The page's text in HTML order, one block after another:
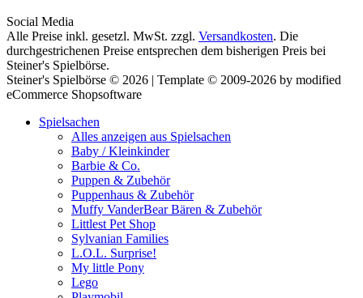
Social Media
Alle Preise inkl. gesetzl. MwSt. zzgl. Versandkosten. Die
durchgestrichenen Preise entsprechen dem bisherigen Preis bei
Steiner's Spielbörse.
Steiner's Spielbörse © 2026 | Template © 2009-2026 by modified
eCommerce Shopsoftware
Spielsachen
Alles anzeigen aus Spielsachen
Baby / Kleinkinder
Barbie & Co.
Puppen & Zubehör
Puppenhaus & Zubehör
Muffy VanderBear Bären & Zubehör
Littlest Pet Shop
Sylvanian Families
L.O.L. Surprise!
My little Pony
Lego